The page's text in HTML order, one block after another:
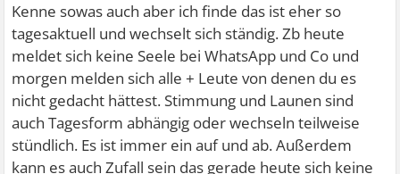
Kenne sowas auch aber ich finde das ist eher so
tagesaktuell und wechselt sich ständig. Zb heute
meldet sich keine Seele bei WhatsApp und Co und
morgen melden sich alle + Leute von denen du es
nicht gedacht hättest. Stimmung und Launen sind
auch Tagesform abhängig oder wechseln teilweise
stündlich. Es ist immer ein auf und ab. Außerdem
kann es auch Zufall sein das gerade heute sich keine